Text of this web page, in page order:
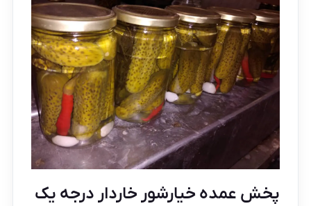
پخش عمده خیارشور خاردار درجه یک